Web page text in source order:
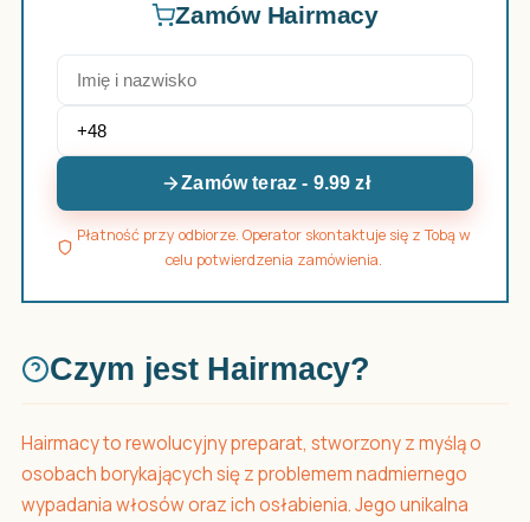
Zamów Hairmacy
Zamów teraz - 9.99 zł
Płatność przy odbiorze. Operator skontaktuje się z Tobą w
celu potwierdzenia zamówienia.
Czym jest Hairmacy?
Hairmacy to rewolucyjny preparat, stworzony z myślą o
osobach borykających się z problemem nadmiernego
wypadania włosów oraz ich osłabienia. Jego unikalna